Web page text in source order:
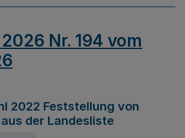
Nr. 194 vom
2022 Feststellung von
der Landesliste